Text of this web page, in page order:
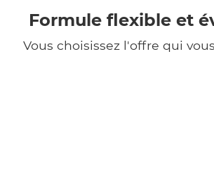
Formule flexible et
Vous choisissez l'offre qui